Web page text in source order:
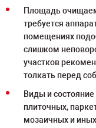
Площадь
требуется
помещениях
слишком
участков
толкать перед
Виды и
плиточных,
мозаичных и